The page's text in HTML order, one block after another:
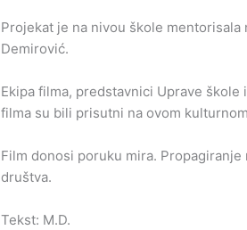
Projekat je na nivou škole
Demirović.
Ekipa filma, predstavnici Uprave
filma su bili prisutni na ovom
Film donosi poruku mira.
društva.
Tekst: M.D.